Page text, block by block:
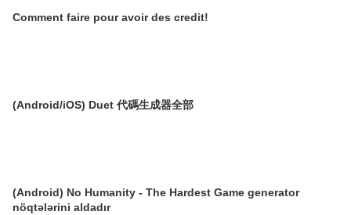
Comment faire pour avoir des credit!
(Android/iOS) Duet 代碼生成器全部
(Android) No Humanity - The Hardest Game generator
nöqtələrini aldadır